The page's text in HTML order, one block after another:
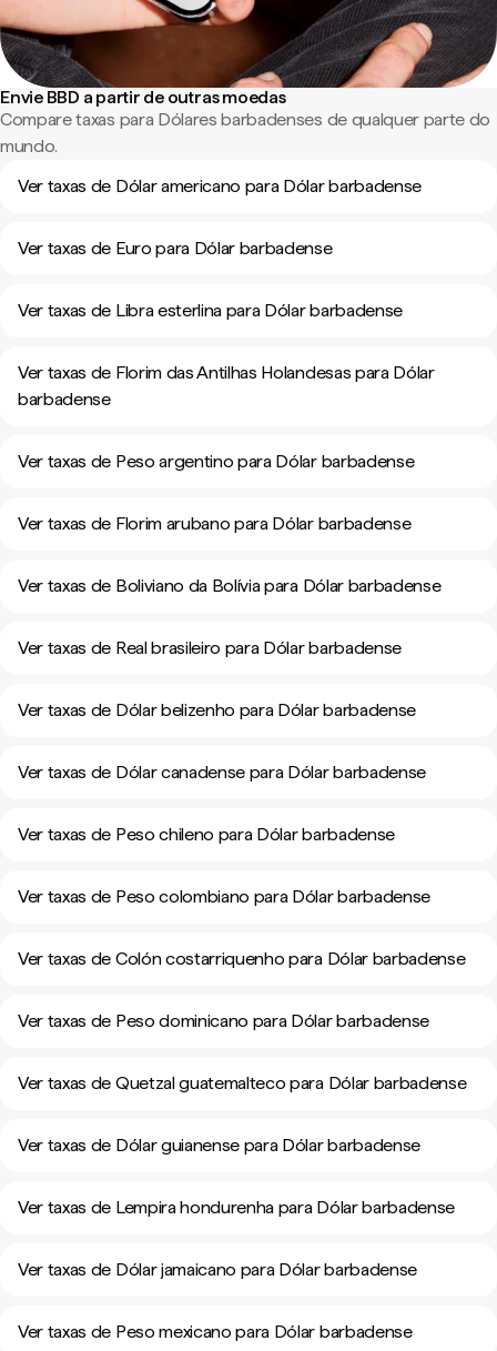
Envie BBD a partir de outras moedas
Compare taxas para Dólares barbadenses de qualquer parte do
mundo.
Ver taxas de Dólar americano para Dólar barbadense
Ver taxas de Euro para Dólar barbadense
Ver taxas de Libra esterlina para Dólar barbadense
Ver taxas de Florim das Antilhas Holandesas para Dólar
barbadense
Ver taxas de Peso argentino para Dólar barbadense
Ver taxas de Florim arubano para Dólar barbadense
Ver taxas de Boliviano da Bolívia para Dólar barbadense
Ver taxas de Real brasileiro para Dólar barbadense
Ver taxas de Dólar belizenho para Dólar barbadense
Ver taxas de Dólar canadense para Dólar barbadense
Ver taxas de Peso chileno para Dólar barbadense
Ver taxas de Peso colombiano para Dólar barbadense
Ver taxas de Colón costarriquenho para Dólar barbadense
Ver taxas de Peso dominicano para Dólar barbadense
Ver taxas de Quetzal guatemalteco para Dólar barbadense
Ver taxas de Dólar guianense para Dólar barbadense
Ver taxas de Lempira hondurenha para Dólar barbadense
Ver taxas de Dólar jamaicano para Dólar barbadense
Ver taxas de Peso mexicano para Dólar barbadense